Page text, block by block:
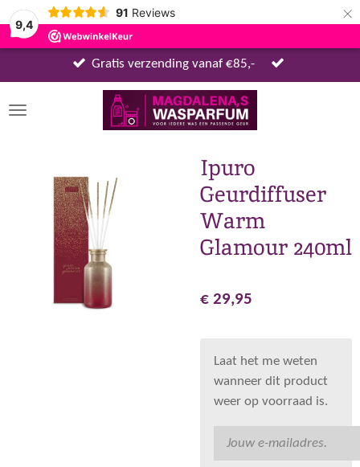
9,4
91 Reviews ×
Gratis verzending vanaf €85,-
Ipuro
Geurdiffuser
Warm
Glamour 240ml
€ 29,95
Laat het me weten
wanneer dit product
weer op voorraad is.